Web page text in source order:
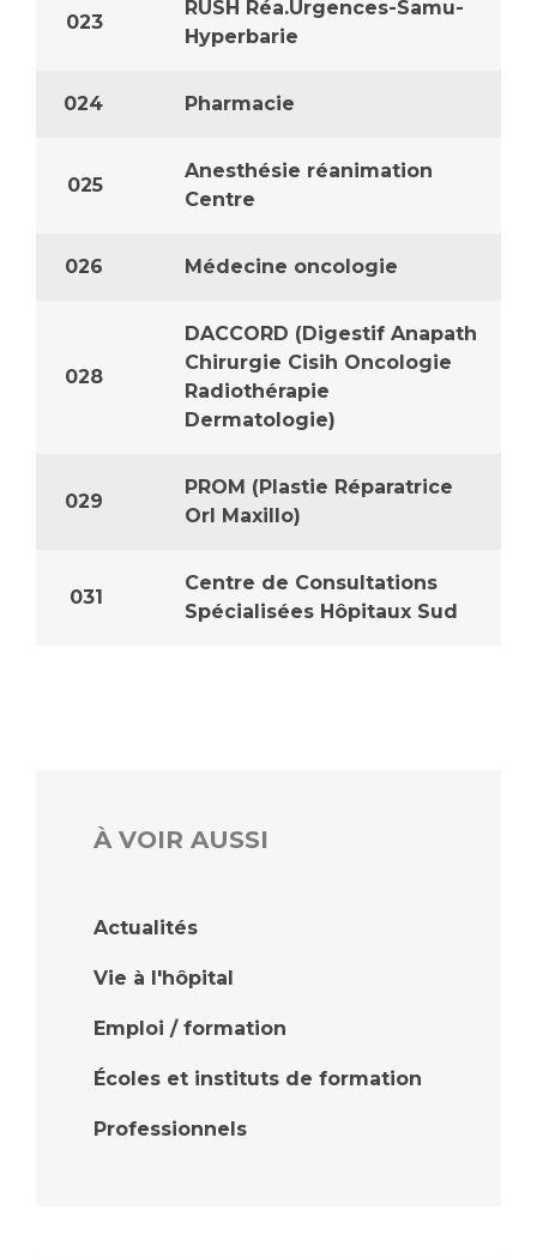
Les recherches en santé à l’AP-HM
Lieu de santé sans tabac
Liste des marchés conclus
Documents utiles
023
RUSH Réa.Urgences-Samu-
Hyperbarie
024 Pharmacie
025
Anesthésie réanimation
Centre
026 Médecine oncologie
028
DACCORD (Digestif Anapath
Chirurgie Cisih Oncologie
Radiothérapie
Dermatologie)
029
PROM (Plastie Réparatrice
Orl Maxillo)
031
Centre de Consultations
Spécialisées Hôpitaux Sud
À VOIR AUSSI
Actualités
Vie à l'hôpital
Emploi / formation
Écoles et instituts de formation
Professionnels